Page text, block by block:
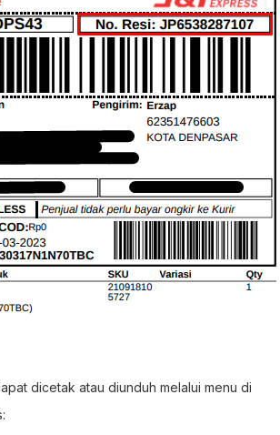
dicetak atau diunduh melalui menu di